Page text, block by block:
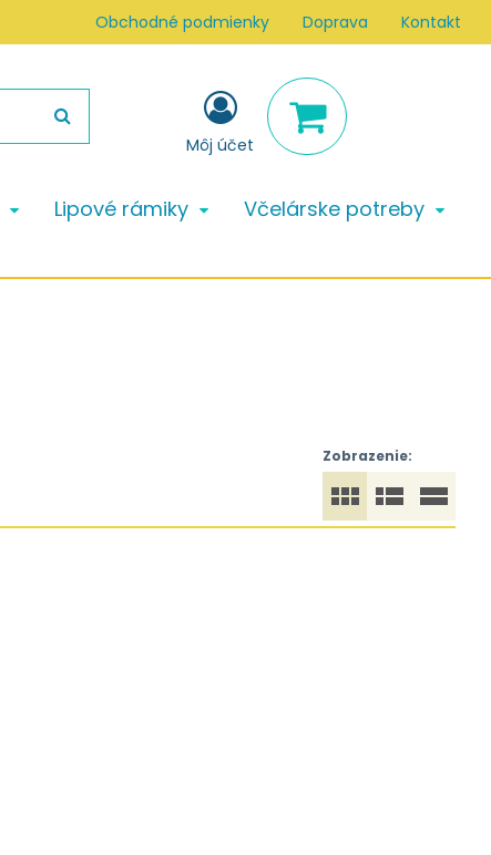
Obchodné podmienky Doprava Kontakt
Môj účet
Lipové rámiky
Včelárske potreby
Zobrazenie: